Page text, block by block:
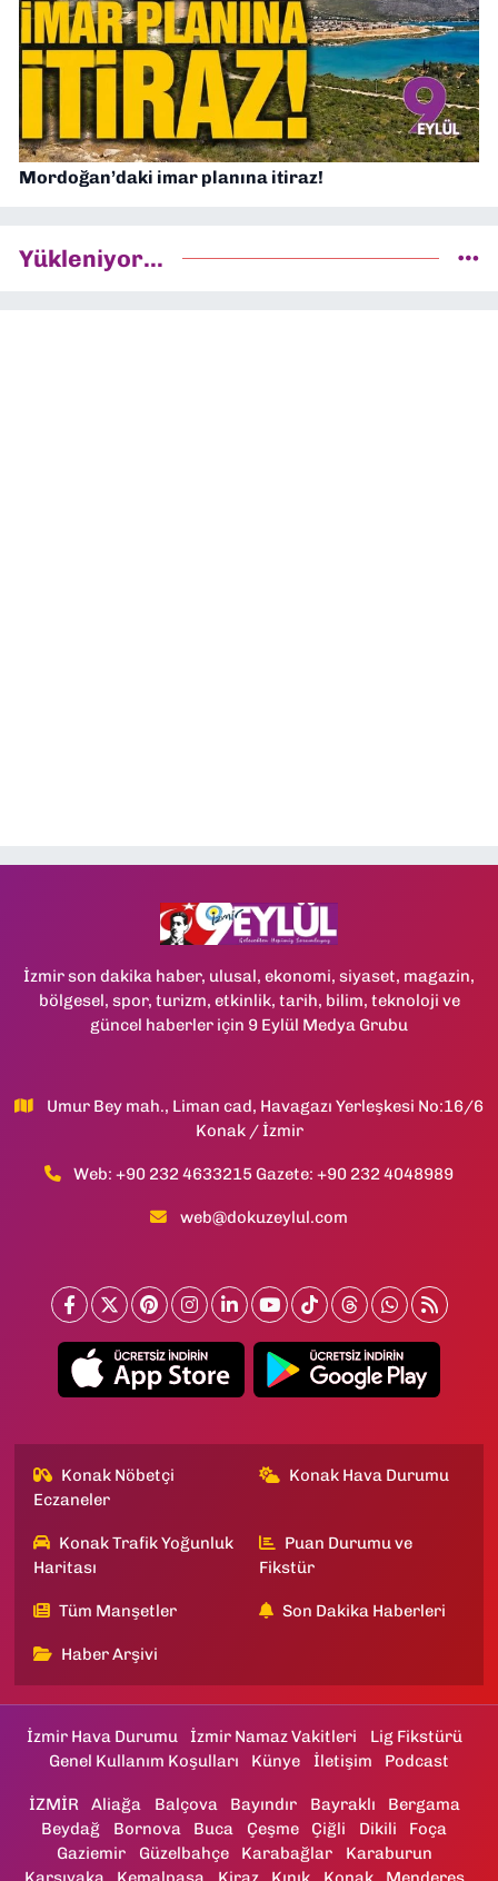
Mordoğan’daki imar planına itiraz!
Yükleniyor...
İzmir son dakika haber, ulusal, ekonomi, siyaset, magazin,
bölgesel, spor, turizm, etkinlik, tarih, bilim, teknoloji ve
güncel haberler için 9 Eylül Medya Grubu
Umur Bey mah., Liman cad, Havagazı Yerleşkesi No:16/6
Konak / İzmir
Web: +90 232 4633215 Gazete: +90 232 4048989
web@dokuzeylul.com
Konak Nöbetçi
Eczaneler
Konak Hava Durumu
Konak Trafik Yoğunluk
Haritası
Puan Durumu ve
Fikstür
Tüm Manşetler Son Dakika Haberleri
Haber Arşivi
İzmir Hava Durumu İzmir Namaz Vakitleri
Lig Fikstürü
Genel Kullanım Koşulları
Künye İletişim Podcast
İZMİR Aliağa Balçova Bayındır Bayraklı
Bergama
Beydağ
Bornova Buca Çeşme Çiğli Dikili
Foça
Gaziemir
Güzelbahçe Karabağlar
Karaburun